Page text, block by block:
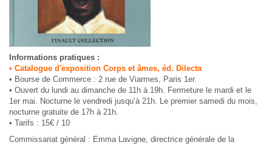
Informations pratiques :
• Catalogue d'exposition Corps et âmes, éd. Dilecta
• Bourse de Commerce : 2 rue de Viarmes, Paris 1er.
• Ouvert du lundi au dimanche de 11h à 19h. Fermeture le mardi et le
1er mai. Nocturne le vendredi jusqu’à 21h. Le premier samedi du mois,
nocturne gratuite de 17h à 21h.
• Tarifs : 15€ / 10
Commissariat général : Emma Lavigne, directrice générale de la